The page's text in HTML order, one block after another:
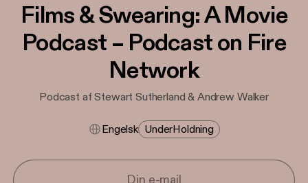
Films & Swearing: A Movie
Podcast – Podcast on Fire
Network
Podcast af Stewart Sutherland & Andrew Walker
Engelsk Under​holdning